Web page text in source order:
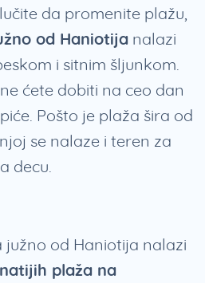
da promenite plažu,
od Haniotija nalazi
i sitnim šljunkom.
ćete dobiti na ceo dan
Pošto je plaža šira od
se nalaze i teren za
decu.
od Haniotija nalazi
plaža na